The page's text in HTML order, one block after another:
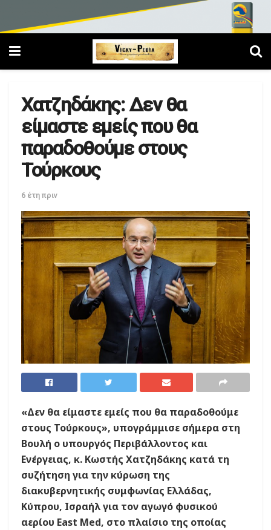
Χατζηδάκης: Δεν θα
είμαστε εμείς που θα
παραδοθούμε στους
Τούρκους
6 έτη πριν
«Δεν θα είμαστε εμείς που θα παραδοθούμε
στους Τούρκους», υπογράμμισε σήμερα στη
Βουλή ο υπουργός Περιβάλλοντος και
Ενέργειας, κ. Κωστής Χατζηδάκης κατά τη
συζήτηση για την κύρωση της
διακυβερνητικής συμφωνίας Ελλάδας,
Κύπρου, Ισραήλ για τον αγωγό φυσικού
αερίου East Med, στο πλαίσιο της οποίας